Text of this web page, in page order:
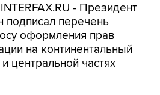
- Президент
перечень
оформления прав
на континентальный
центральной частях